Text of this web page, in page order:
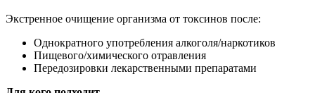
Экстренное очищение организма от токсинов после:
Однократного употребления алкоголя/наркотиков
Пищевого/химического отравления
Передозировки лекарственными препаратами